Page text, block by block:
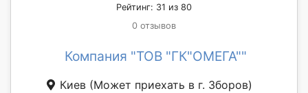
Рейтинг: 31 из 80
0 отзывов
Компания "ТОВ "ГК"ОМЕГА""
Киев (Может приехать в г. Зборов)